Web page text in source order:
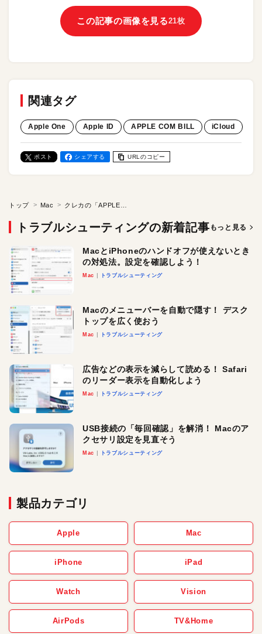
この記事の画像を見る21枚
関連タグ
Apple One Apple ID APPLE COM BILL iCloud
ポスト シェアする URLのコピー
トップ Mac
トラブルシューティングの新着記事 もっと見る
MacとiPhoneのハンドオフが使えないとき
の対処法。設定を確認しよう！
Mac トラブルシューティング
Macのメニューバーを自動で隠す！ デスク
トップを広く使おう
Mac トラブルシューティング
広告などの表示を減らして読める！ Safari
のリーダー表示を自動化しよう
Mac トラブルシューティング
USB接続の「毎回確認」を解消！ Macのア
クセサリ設定を見直そう
Mac トラブルシューティング
製品カテゴリ
Apple Mac
iPhone iPad
Watch Vision
AirPods TV&Home